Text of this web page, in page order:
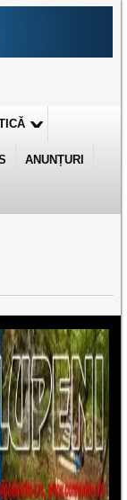
ANUNȚURI